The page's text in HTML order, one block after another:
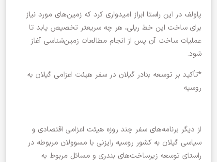
پاولف در این راستا ابراز امیدواری کرد که زمین‌های مورد نیاز
برای ساخت این خط ریلی، هر چه سریعتر تخصیص یابد تا
عملیات ساخت آن پس از انجام مطالعات زمین‌شناسی آغاز
شود.
*تأکید بر توسعه بنادر گیلان در سفر هیئت اعزامی گیلان به
روسیه
از دیگر برنامه‌های سفر چند روزه هیئت اعزامی اقتصادی و
سیاسی گیلان به کشور روسیه رایزنی با مسوولان مربوطه در
راستای توسعه زیرساخت‌های بندری و مسائل مربوط به